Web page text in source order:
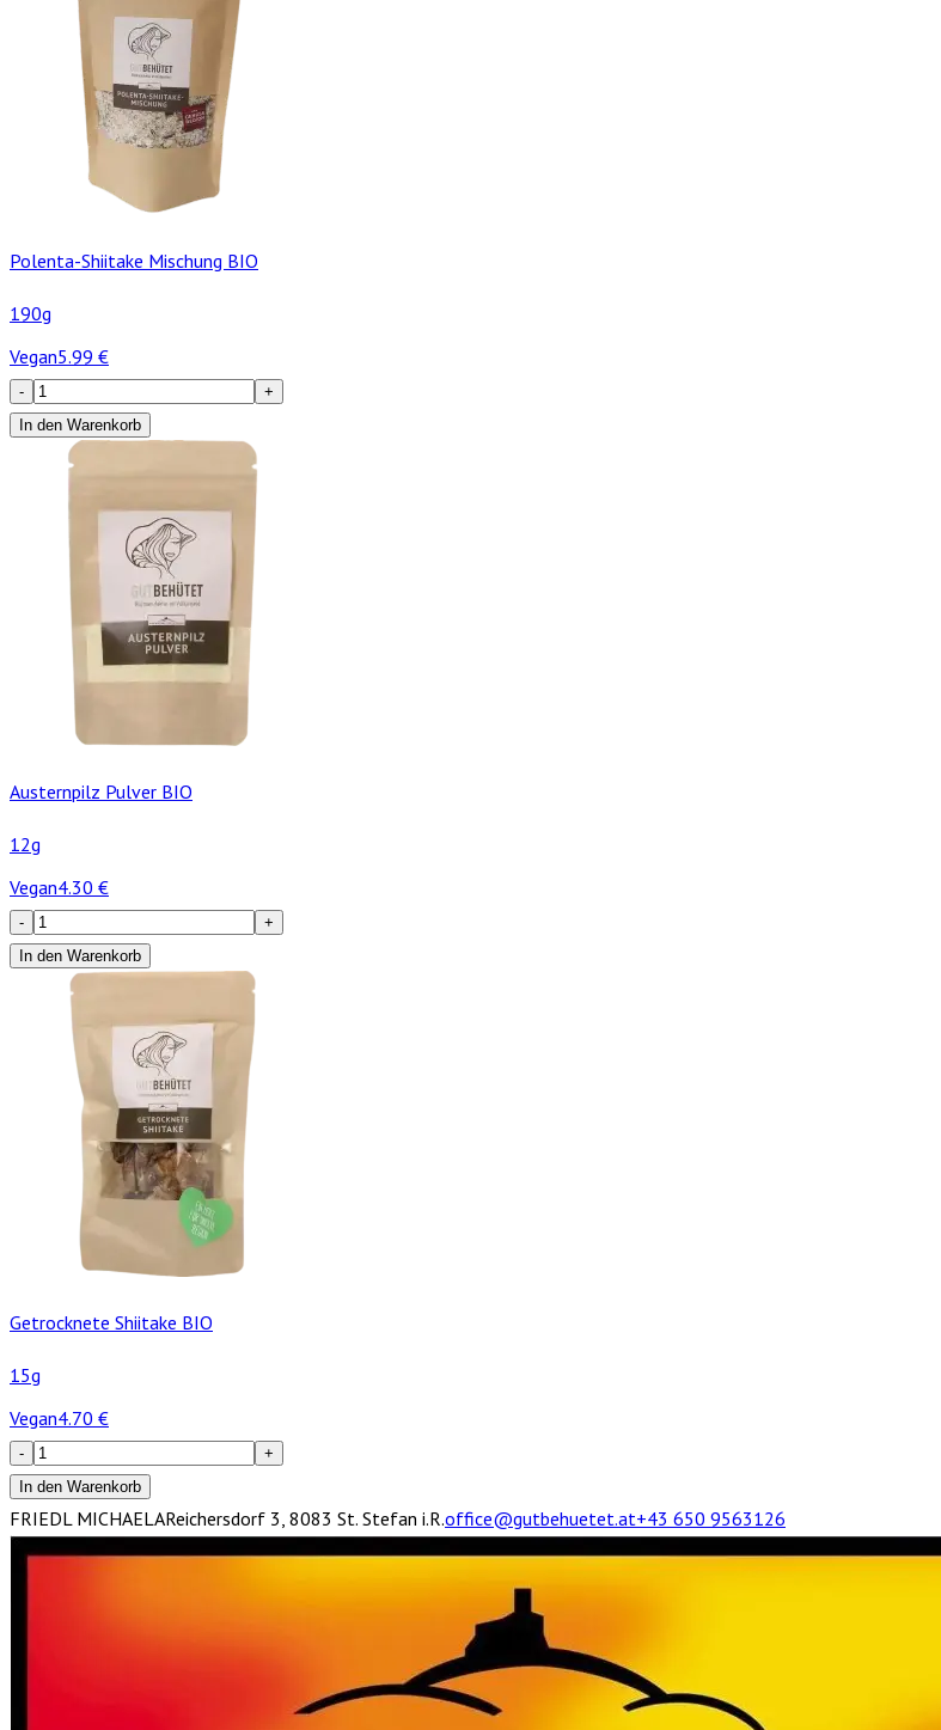
Polenta-Shiitake Mischung BIO
190g
Vegan5.99 €
-
+
In den Warenkorb
Austernpilz Pulver BIO
12g
Vegan4.30 €
-
+
In den Warenkorb
Getrocknete Shiitake BIO
15g
Vegan4.70 €
-
+
In den Warenkorb
FRIEDL MICHAELAReichersdorf 3, 8083 St. Stefan i.R.office@gutbehuetet.at+43 650 9563126